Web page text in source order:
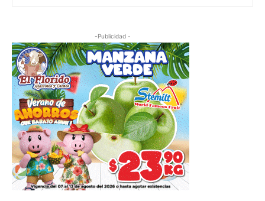
-Publicidad -